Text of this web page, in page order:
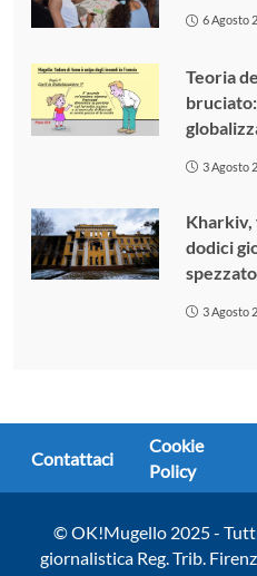
6 Agosto
Teoria
3 Agosto
Kharkiv,
dodici
3 Agosto
Contattaci
Cookie
Policy
© OK!Mugello 2025 -
giornalistica Reg. Trib.